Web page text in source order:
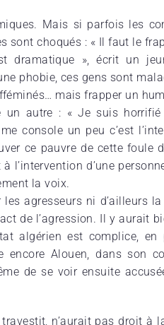
Mais si parfois les
sont choqués : « Il faut le
dramatique », écrit un
phobie, ces gens sont
mais frapper un
un autre : « Je suis
console un peu c’est
ce pauvre de cette foule
l’intervention d’une
la voix.
agresseurs ni d’ailleurs
de l’agression. Il y aurait
algérien est complice, en
encore Alouen, dans son
de se voir ensuite
n’aurait pas droit à